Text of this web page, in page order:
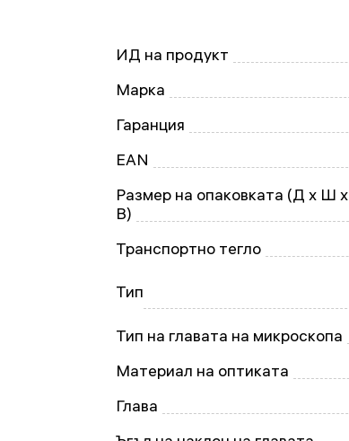
ИД на продукт
Марка
Гаранция
EAN
Размер на опаковката (Д x Ш x
В)
Транспортно тегло
Тип
Тип на главата на микроскопа
Материал на оптиката
Глава